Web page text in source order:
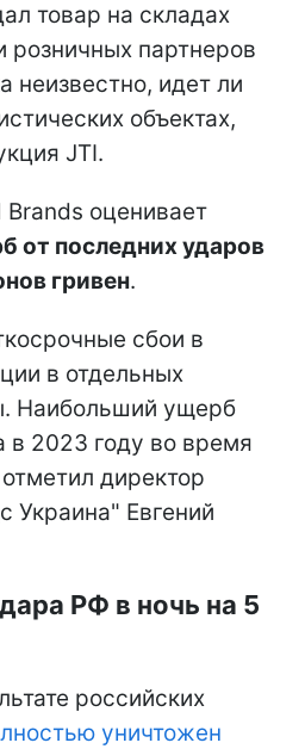
товар на складах
розничных партнеров
неизвестно, идет ли
объектах,
JTI.
оценивает
от последних ударов
гривен.
сбои в
в отдельных
Наибольший ущерб
в 2023 году во время
директор
Украина" Евгений
РФ в ночь на 5
российских
уничтожен